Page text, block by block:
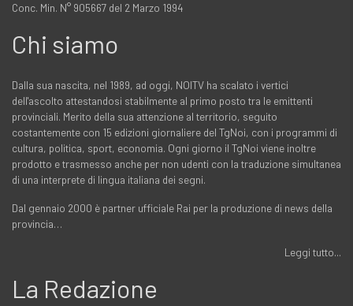
Conc. Min. N° 905667 del 2 Marzo 1994
Chi siamo
Dalla sua nascita, nel 1989, ad oggi, NOITV ha scalato i vertici
dell'ascolto attestandosi stabilmente al primo posto tra le emittenti
provinciali. Merito della sua attenzione al territorio, seguito
costantemente con 15 edizioni giornaliere del TgNoi, con i programmi di
cultura, politica, sport, economia. Ogni giorno il TgNoi viene inoltre
prodotto e trasmesso anche per non udenti con la traduzione simultanea
di una interprete di lingua italiana dei segni.
Dal gennaio 2000 è partner ufficiale Rai per la produzione di news della
provincia…
Leggi tutto...
La Redazione